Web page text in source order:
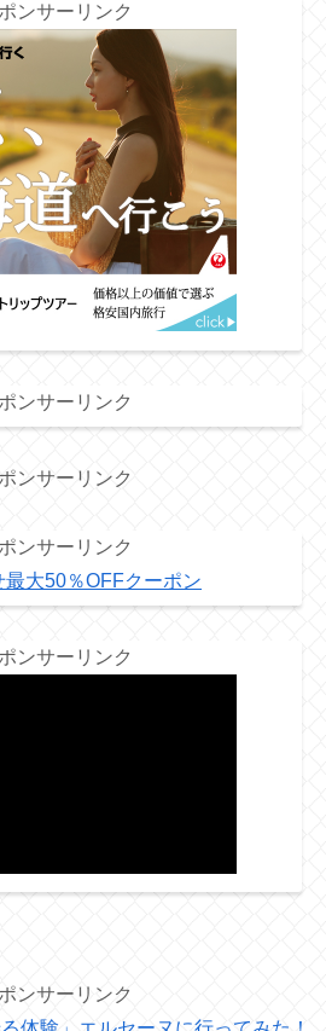
ンサーリンク
ンサーリンク
ンサーリンク
ンサーリンク
最大50％OFFクーポン
ンサーリンク
ンサーリンク